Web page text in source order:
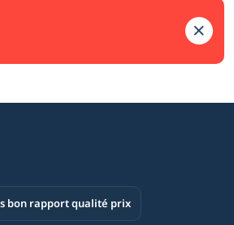
bon rapport qualité prix